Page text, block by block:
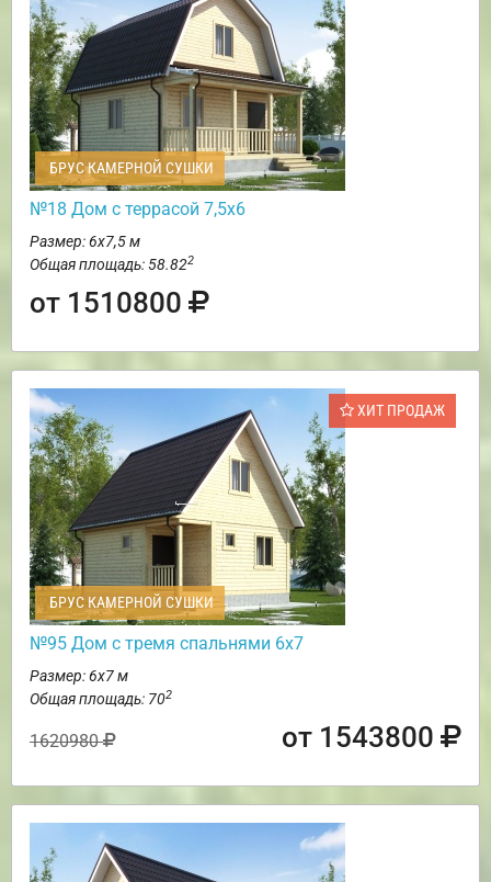
БРУС КАМЕРНОЙ СУШКИ
№18 Дом с террасой 7,5х6
Размер: 6х7,5 м
Общая площадь: 58.822
от 1510800
ХИТ ПРОДАЖ
БРУС КАМЕРНОЙ СУШКИ
№95 Дом с тремя спальнями 6х7
Размер: 6х7 м
Общая площадь: 702
1620980 от 1543800